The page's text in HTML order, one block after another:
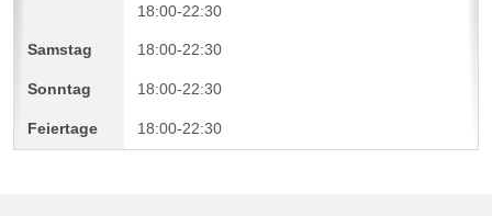
18:00-22:30
18:00-22:30
18:00-22:30
18:00-22:30